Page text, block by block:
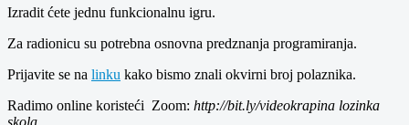
Izradit ćete jednu funkcionalnu igru.
Za radionicu su potrebna osnovna predznanja programiranja.
Prijavite se na linku kako bismo znali okvirni broj polaznika.
Radimo online koristeći Zoom: http://bit.ly/videokrapina lozinka